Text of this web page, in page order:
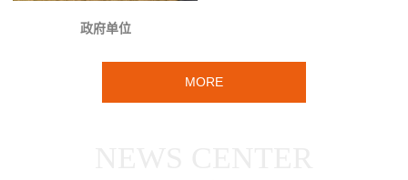
政府单位
MORE